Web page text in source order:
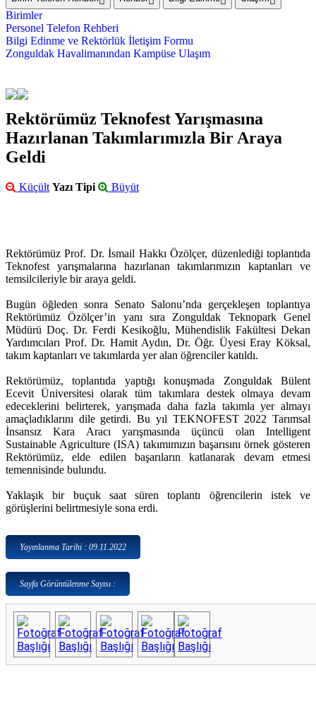
Birimler
Personel Telefon Rehberi
Bilgi Edinme ve Rektörlük İletişim Formu
Zonguldak Havalimanından Kampüse Ulaşım
Rektörümüz Teknofest Yarışmasına
Hazırlanan Takımlarımızla Bir Araya
Geldi
Küçült Yazı Tipi Büyüt
Rektörümüz Prof. Dr. İsmail Hakkı Özölçer, düzenlediği toplantıda
Teknofest yarışmalarına hazırlanan takımlarımızın kaptanları ve
temsilcileriyle bir araya geldi.
Bugün öğleden sonra Senato Salonu’nda gerçekleşen toplantıya
Rektörümüz Özölçer’in yanı sıra Zonguldak Teknopark Genel
Müdürü Doç. Dr. Ferdi Kesikoğlu, Mühendislik Fakültesi Dekan
Yardımcıları Prof. Dr. Hamit Aydın, Dr. Öğr. Üyesi Eray Köksal,
takım kaptanları ve takımlarda yer alan öğrenciler katıldı.
Rektörümüz, toplantıda yaptığı konuşmada Zonguldak Bülent
Ecevit Üniversitesi olarak tüm takımlara destek olmaya devam
edeceklerini belirterek, yarışmada daha fazla takımla yer almayı
amaçladıklarını dile getirdi. Bu yıl TEKNOFEST 2022 Tarımsal
İnsansız Kara Aracı yarışmasında üçüncü olan Intelligent
Sustainable Agriculture (ISA) takımımızın başarısını örnek gösteren
Rektörümüz, elde edilen başarıların katlanarak devam etmesi
temennisinde bulundu.
Yaklaşık bir buçuk saat süren toplantı öğrencilerin istek ve
görüşlerini belirtmesiyle sona erdi.
Yayınlanma Tarihi : 09.11.2022
Sayfa Görüntülenme Sayısı :